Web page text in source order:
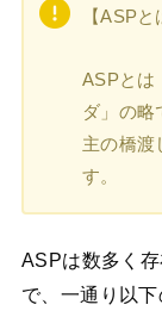
【ASPと
ASPとは
ダ」の
主の橋渡
す。
ASPは数多く
で、一通り以